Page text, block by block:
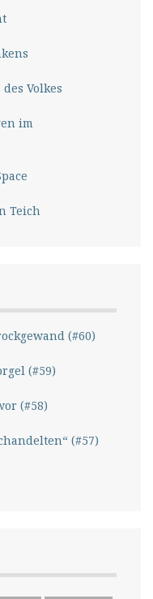
des Volkes
im
Teich
(#60)
(#59)
(#58)
(#57)